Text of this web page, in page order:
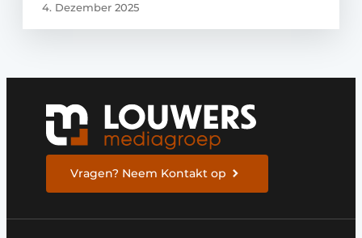
4. Dezember 2025
Vragen? Neem Kontakt op